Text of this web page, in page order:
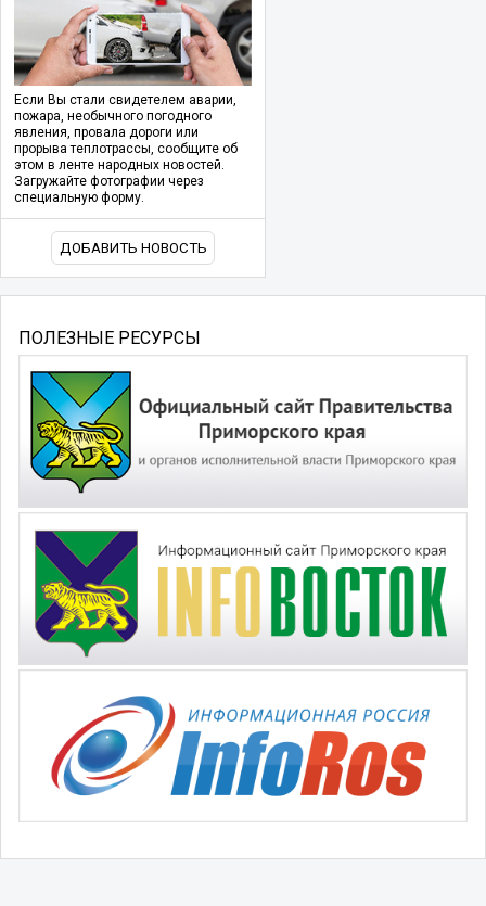
Если Вы стали свидетелем аварии,
пожара, необычного погодного
явления, провала дороги или
прорыва теплотрассы, сообщите об
этом в ленте народных новостей.
Загружайте фотографии через
специальную форму.
ДОБАВИТЬ НОВОСТЬ
ПОЛЕЗНЫЕ РЕСУРСЫ